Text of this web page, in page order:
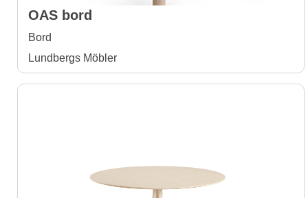
OAS bord
Bord
Lundbergs Möbler